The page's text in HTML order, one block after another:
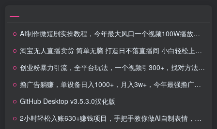
AI制作微短剧实操教程，今年最大风口一个视频100W播放量，附详细实操+变现计划
淘宝无人直播卖货 简单无脑 打造日不落直播间 小白轻松上手，日入1000+
创业粉暴力引流，全平台玩法，一个视频引300+，找对方法和方向，干就行了
撸广告躺赚，单设备日入1000+，月入3w+，今年最强撸广告上线
GitHub Desktop v3.5.3.0汉化版
2小时轻松入账630+赚钱项目，手把手教你做AI自制表情，简单易学有手就行